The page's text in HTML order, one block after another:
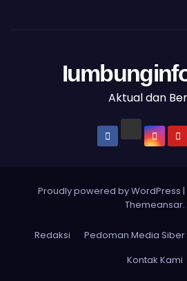
Aktual dan
Proudly powered by WordPress |
Themeansar.
Redaksi Pedoman Media Siber
Kontak Kami